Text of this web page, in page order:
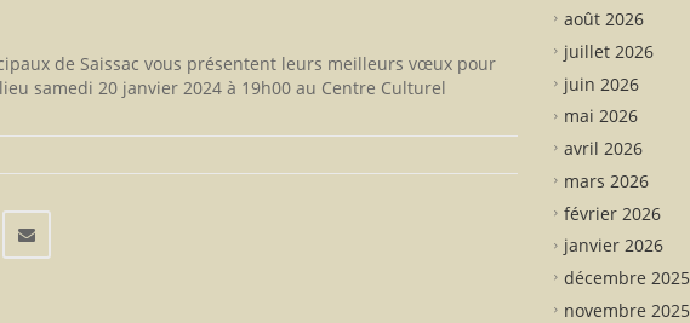
de Saissac vous présentent leurs meilleurs vœux pour
samedi 20 janvier 2024 à 19h00 au Centre Culturel
août 2026
juillet 2026
juin 2026
mai 2026
avril 2026
mars 2026
février 2026
janvier 2026
décembre 2025
novembre 2025